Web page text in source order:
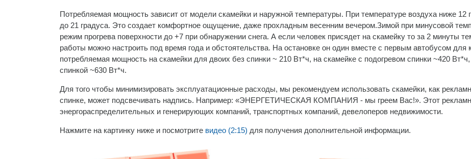
Потребляемая мощность зависит от модели скамейки и наружной температуры. При температуре воздуха ниже 12
до 21 градуса. Это создает комфортное ощущение, даже прохладным весенним вечером.Зимой при минусовой
режим прогрева поверхности до +7 при обнаружении снега. А если человек присядет на скамейку то за 2 минуты
работы можно настроить под время года и обстоятельства. На остановке он один вместе с первым автобусом
потребляемая мощность на скамейки для двоих без спинки ~ 210 Вт*ч, на скамейке с подогревом спинки ~420
спинкой ~630 Вт*ч.
Для того чтобы минимизировать эксплуатационные расходы, мы рекомендуем использовать скамейки, как
спинке, может подсвечивать надпись. Например: «ЭНЕРГЕТИЧЕСКАЯ КОМПАНИЯ - мы греем Вас!». Этот
энергораспределительных и генерирующих компаний, транспортных компаний, девелоперов недвижимости.
Нажмите на картинку ниже и посмотрите видео (2:15) для получения дополнительной информации.